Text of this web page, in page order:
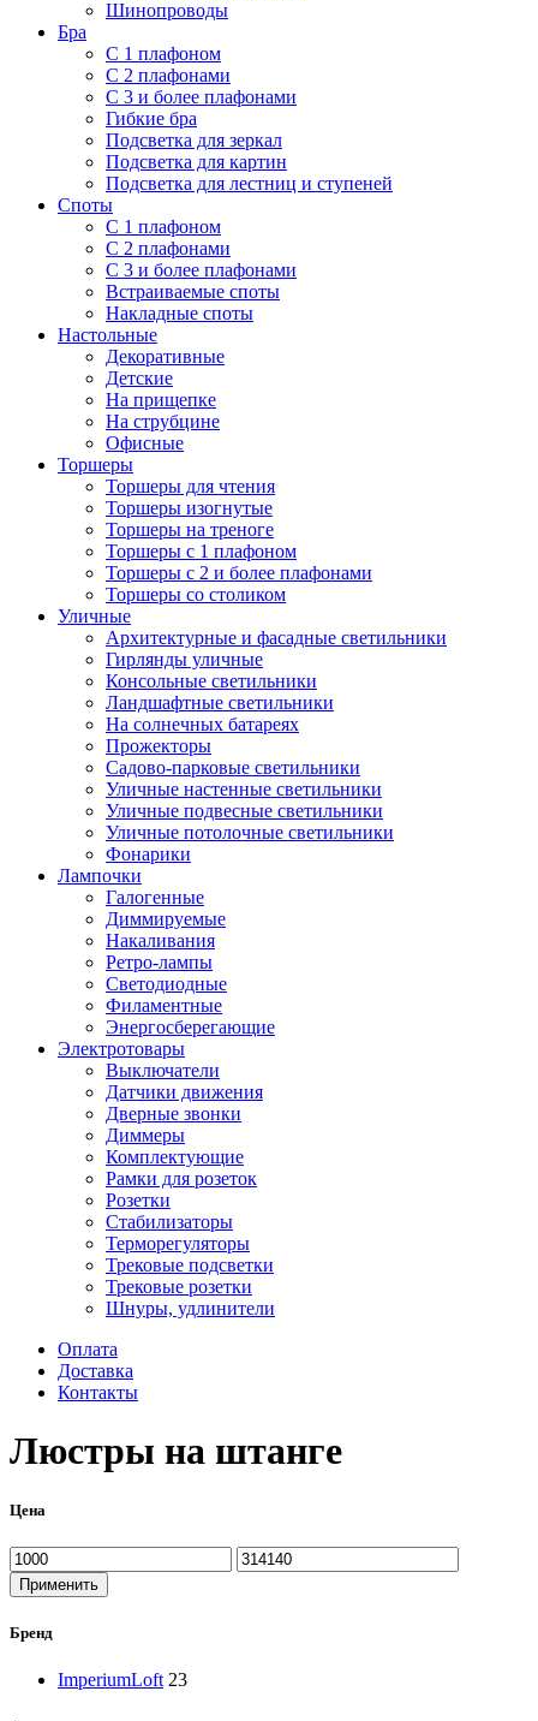
Шинопроводы
Бра
С 1 плафоном
С 2 плафонами
С 3 и более плафонами
Гибкие бра
Подсветка для зеркал
Подсветка для картин
Подсветка для лестниц и ступеней
Споты
С 1 плафоном
С 2 плафонами
С 3 и более плафонами
Встраиваемые споты
Накладные споты
Настольные
Декоративные
Детские
На прищепке
На струбцине
Офисные
Торшеры
Торшеры для чтения
Торшеры изогнутые
Торшеры на треноге
Торшеры с 1 плафоном
Торшеры с 2 и более плафонами
Торшеры со столиком
Уличные
Архитектурные и фасадные светильники
Гирлянды уличные
Консольные светильники
Ландшафтные светильники
На солнечных батареях
Прожекторы
Садово-парковые светильники
Уличные настенные светильники
Уличные подвесные светильники
Уличные потолочные светильники
Фонарики
Лампочки
Галогенные
Диммируемые
Накаливания
Ретро-лампы
Светодиодные
Филаментные
Энергосберегающие
Электротовары
Выключатели
Датчики движения
Дверные звонки
Диммеры
Комплектующие
Рамки для розеток
Розетки
Стабилизаторы
Терморегуляторы
Трековые подсветки
Трековые розетки
Шнуры, удлинители
Оплата
Доставка
Контакты
Люстры на штанге
Цена
Минимальная
цена
Максимальная
цена
Применить
Бренд
ImperiumLoft 23